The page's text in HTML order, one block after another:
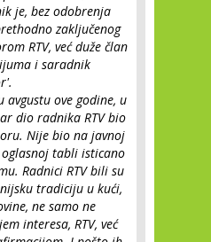
je, bez odobrenja
zaključenog
RTV, već duže član
i saradnik
avgustu ove godine, u
dio radnika RTV bio
Nije bio na javnoj
tabli isticano
Radnici RTV bili su
tradiciju u kući,
ne samo ne
interesa, RTV, već